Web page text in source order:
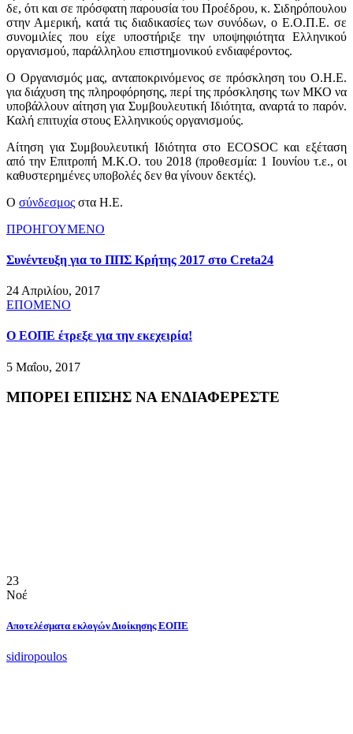
δε, ότι και σε πρόσφατη παρουσία του Προέδρου, κ. Σιδηρόπουλου
στην Αμερική, κατά τις διαδικασίες των συνόδων, ο Ε.Ο.Π.Ε. σε
συνομιλίες που είχε υποστήριξε την υποψηφιότητα Ελληνικού
οργανισμού, παράλληλου επιστημονικού ενδιαφέροντος.
Ο Οργανισμός μας, ανταποκρινόμενος σε πρόσκληση του Ο.Η.Ε.
για διάχυση της πληροφόρησης, περί της πρόσκλησης των ΜΚΟ να
υποβάλλουν αίτηση για Συμβουλευτική Ιδιότητα, αναρτά το παρόν.
Καλή επιτυχία στους Ελληνικούς οργανισμούς.
Αίτηση για Συμβουλευτική Ιδιότητα στο ECOSOC και εξέταση
από την Επιτροπή Μ.Κ.Ο. του 2018 (προθεσμία: 1 Ιουνίου τ.ε., οι
καθυστερημένες υποβολές δεν θα γίνουν δεκτές).
Ο σύνδεσμος στα Η.Ε.
ΠΡΟΗΓΟΥΜΕΝΟ
Συνέντευξη για το ΠΠΣ Κρήτης 2017 στο Creta24
24 Απριλίου, 2017
ΕΠΟΜΕΝΟ
Ο ΕΟΠΕ έτρεξε για την εκεχειρία!
5 Μαΐου, 2017
ΜΠΟΡΕΙ ΕΠΙΣΗΣ ΝΑ ΕΝΔΙΑΦΕΡΕΣΤΕ
23
Νοέ
Αποτελέσματα εκλογών Διοίκησης ΕΟΠΕ
sidiropoulos